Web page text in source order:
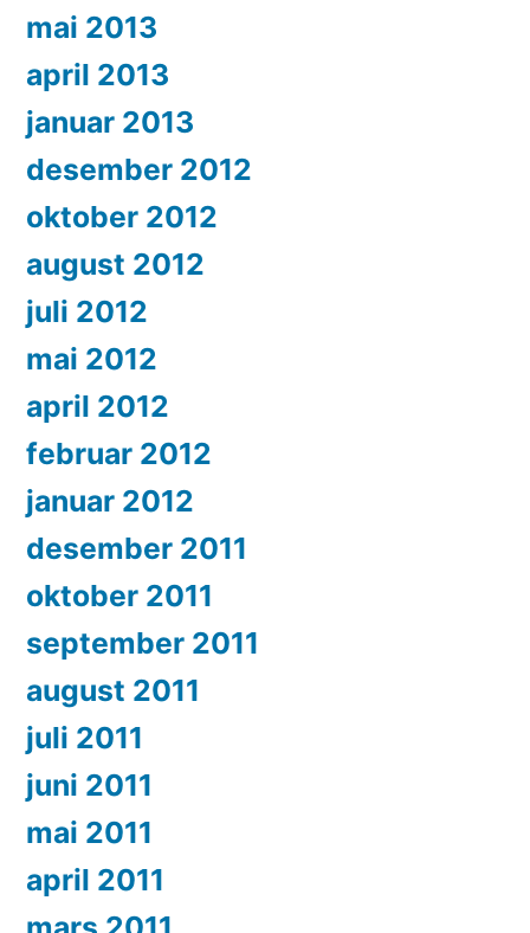
mai 2013
april 2013
januar 2013
desember 2012
oktober 2012
august 2012
juli 2012
mai 2012
april 2012
februar 2012
januar 2012
desember 2011
oktober 2011
september 2011
august 2011
juli 2011
juni 2011
mai 2011
april 2011